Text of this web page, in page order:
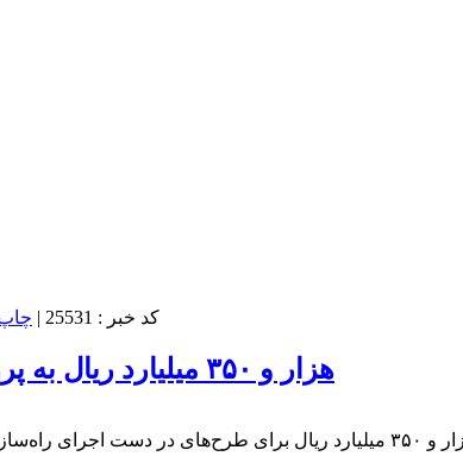
کد خبر : 25531 |
۲ هزار و ۳۵۰ میلیارد ریال به پروژه های بزرگراهی پارس‌آباد اختصاص یافت